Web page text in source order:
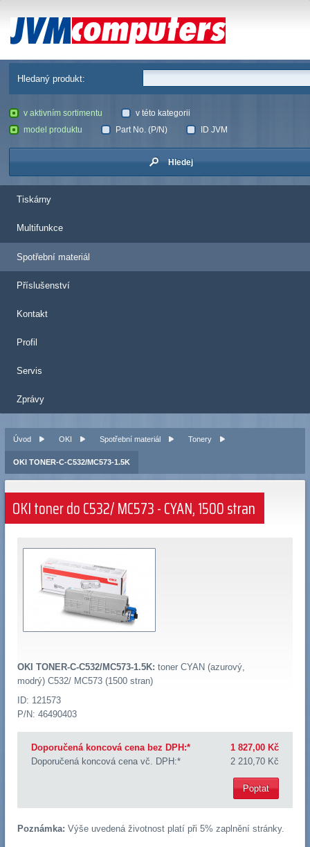
JVM Computers
Hledaný produkt:
v aktivním sortimentu
v této kategorii
model produktu
Part No. (P/N) ID JVM
Hledej
Tiskárny
Multifunkce
Spotřební materiál
Příslušenství
Kontakt
Profil
Servis
Zprávy
Úvod OKI Spotřební materiál Tonery
OKI TONER-C-C532/MC573-1.5K
OKI toner do C532/ MC573 - CYAN, 1500 stran
OKI TONER-C-C532/MC573-1.5K: toner CYAN (azurový,
modrý) C532/ MC573 (1500 stran)
ID: 121573
P/N: 46490403
Doporučená koncová cena bez DPH:*
1 827,00 Kč
Doporučená koncová cena vč. DPH:*
2 210,70 Kč
Poptat
Poznámka: Výše uvedená životnost platí při 5% zaplnění stránky.